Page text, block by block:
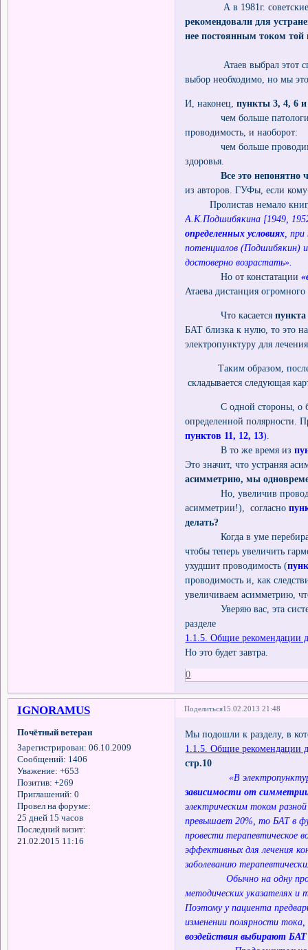
А в 1981г. советские
рекомендовали для
нее постоянным током
Атаев выбрал этот
выбор необходимо, но мы
И, наконец,пункты 3, 4, 6 и
чем больше патология,
проводимость, и наоборот:
чем больше
здоровья.
Все это непонятно
из авторов. ГУФы, если
Пролистав немало книг,
А.К.Подшибякина [1949,
определенных условиях ,
потенциалов (Подшибякин)
достоверно возрастать».
Но от констатации
Атаева дистанция огромного
Что касаетсяпункта
БАТ близка к нулю, то это
электропунктуру для
Таким образом, после
складывается следующая
С одной стороны, о
определенной полярности.
пунктов 11, 12, 13)
В то же время из
Это значит, что устраняя
асимметрию, мы
Но, увеличив
асимметрии!), согласно
делать?
Когда в уме перебираешь
чтобы теперь увеличить
ухудшит проводимость (
проводимость и, как
увеличиваем асимметрию,
Уверяю вас, эта система
разделе
1.1.5. Общие рекомендации
Но это будет завтра.
0
Поделиться15.02.2013 21:48
IGNORAMUS
Почётный ветеран
Зарегистрирован: 06.10.2009
Сообщений: 1406
Уважение: +653
Позитив: +269
Приглашений: 0
Провел на форуме:
25 дней 15 часов
Последний визит:
21.02.2015 11:16
Мы подошли к разделу, в
1.1.5. Общие рекомендации
стр.10
«В
зависимости от
электрическим током
превышает 20%, то БАТ в
провести терапевтическое
эффективных для лечения
заболеванию
Обычно на одну
методических указателях и
Поэтому у пациента
изменении полярности
воздействия выбирают